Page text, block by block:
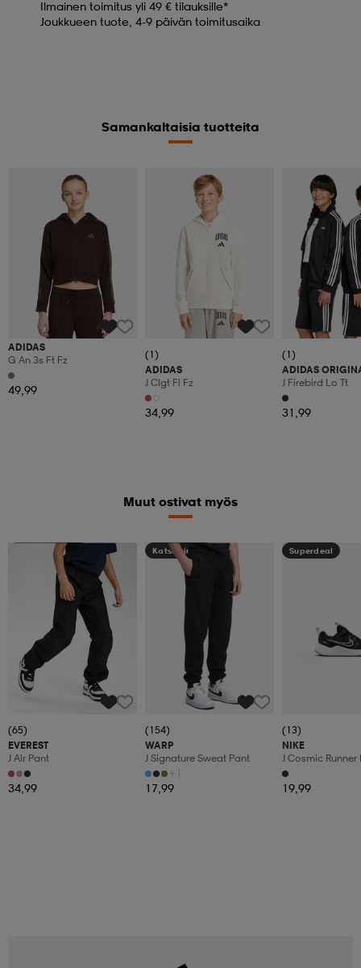
Ilmainen toimitus yli 49 € tilauksille*
Joukkueen tuote, 4-9 päivän toimitusaika
Samankaltaisia tuotteita
ADIDAS
G An 3s Ft Fz
49,99
(1)
ADIDAS
J Clgt Fl Fz
34,99
(1)
ADIDAS
J Firebird Lo Tt
31,99
Muut ostivat myös
Kampanja -25%
(65)
EVEREST
J Alr Pant
34,99
Katso hintaa
(154)
WARP
J Signature Sweat Pant
+1
17,99
Superdeal
(13)
NIKE
J Cosmic Runner
19,99